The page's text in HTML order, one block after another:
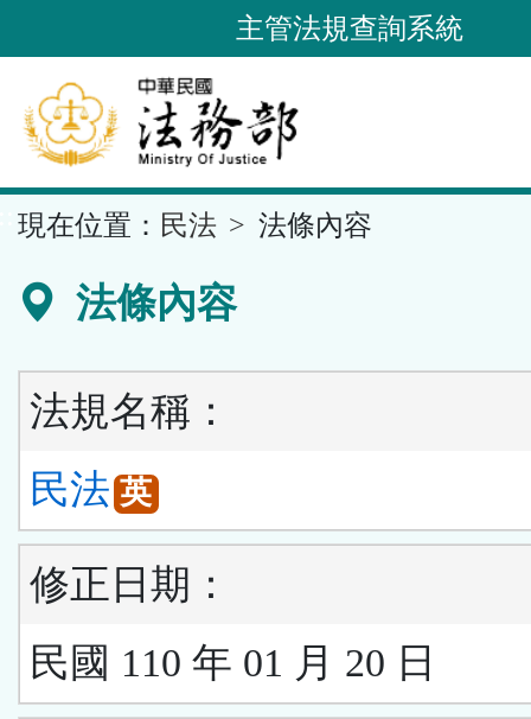
到
要
內
容
區
主管法規查詢系統
現在位置： 民法 法條內容
法條內容
法規名稱：
民法 英
修正日期：
民國 110 年 01 月 20 日